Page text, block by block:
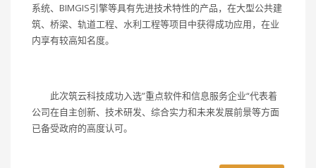
系统、BIMGIS引擎等具有先进技术特性的产品，在大型公共建
筑、桥梁、轨道工程、水利工程等项目中获得成功应用，在业
内享有较高知名度。
此次筑云科技成功入选”重点软件和信息服务企业“代表着
公司在自主创新、技术研发、综合实力和未来发展前景等方面
已备受政府的高度认可。